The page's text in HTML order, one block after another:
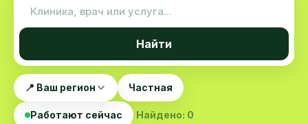
Найти
📍 Ваш регион Частная
Работают сейчас Найдено: 0